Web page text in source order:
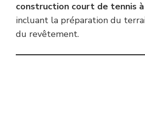
construction court de tennis à
incluant la préparation du
du revêtement.